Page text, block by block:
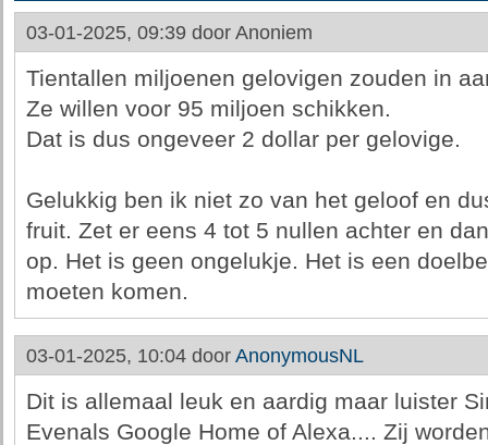
03-01-2025, 09:39 door Anoniem
Tientallen miljoenen gelovigen zouden in
Ze willen voor 95 miljoen schikken.
Dat is dus ongeveer 2 dollar per gelovige.
Gelukkig ben ik niet zo van het geloof en
fruit. Zet er eens 4 tot 5 nullen achter en
op. Het is geen ongelukje. Het is een
moeten komen.
03-01-2025, 10:04 door AnonymousNL
Dit is allemaal leuk en aardig maar luister
Evenals Google Home of Alexa.... Zij